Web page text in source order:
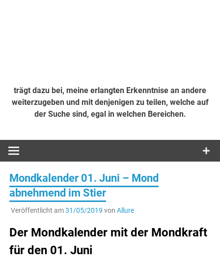
trägt dazu bei, meine erlangten Erkenntnise an andere
weiterzugeben und mit denjenigen zu teilen, welche auf
der Suche sind, egal in welchen Bereichen.
Mondkalender 01. Juni – Mond
abnehmend im Stier
Veröffentlicht am31/05/2019 von Allure
Der Mondkalender mit der Mondkraft
für den 01. Juni